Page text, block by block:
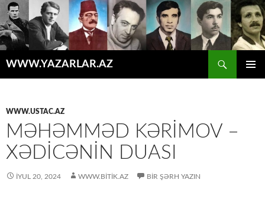
WWW.YAZARLAR.AZ
WWW.USTAC.AZ
MƏHƏMMƏD KƏRIMOV –
XƏDICƏNIN DUASI
İYUL 20, 2024 WWW.BITIK.AZ BIR ŞƏRH YAZIN